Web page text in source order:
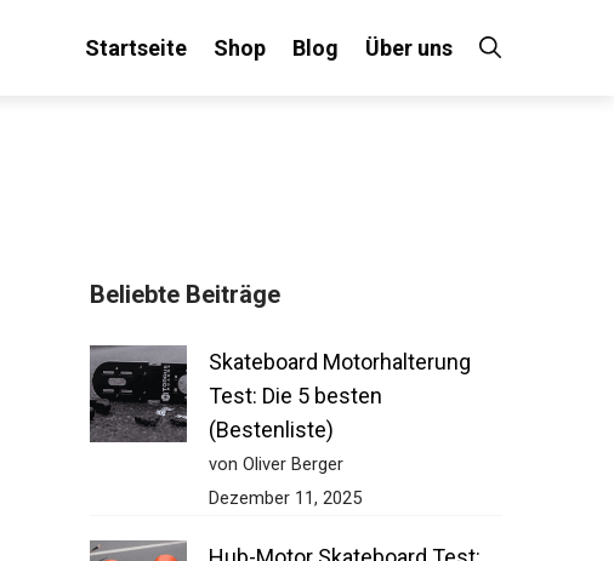
Startseite Shop Blog Über uns
Beliebte Beiträge
Skateboard Motorhalterung
Test: Die 5 besten
(Bestenliste)
von Oliver Berger
Dezember 11, 2025